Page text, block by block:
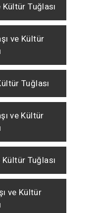
Tuğlası
ve Kültür
Tuğlası
ve Kültür
Tuğlası
ve Kültür